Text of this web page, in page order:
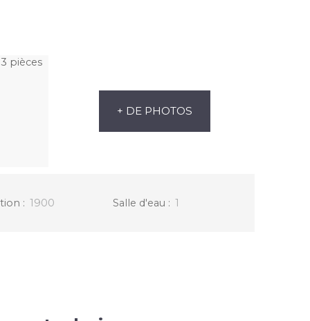
+ DE PHOTOS
: 1900 Salle d'eau : 1